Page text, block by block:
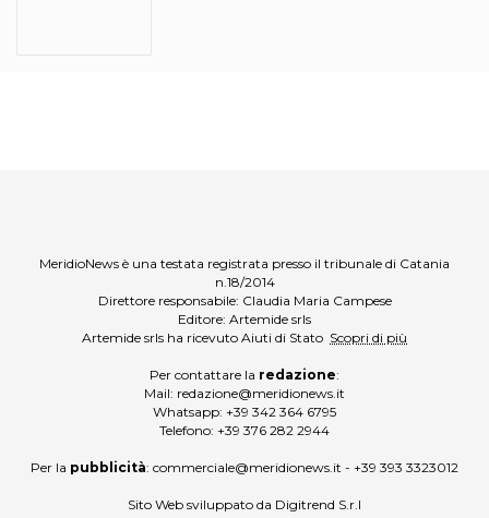
MeridioNews è una testata registrata presso il tribunale di Catania
n.18/2014
Direttore responsabile: Claudia Maria Campese
Editore: Artemide srls
Artemide srls ha ricevuto Aiuti di Stato Scopri di più
Per contattare la redazione:
Mail: redazione@meridionews.it
Whatsapp: +39 342 364 6795
Telefono: +39 376 282 2944
Per la pubblicità: commerciale@meridionews.it - +39 393 3323012
Sito Web sviluppato da Digitrend S.r.l